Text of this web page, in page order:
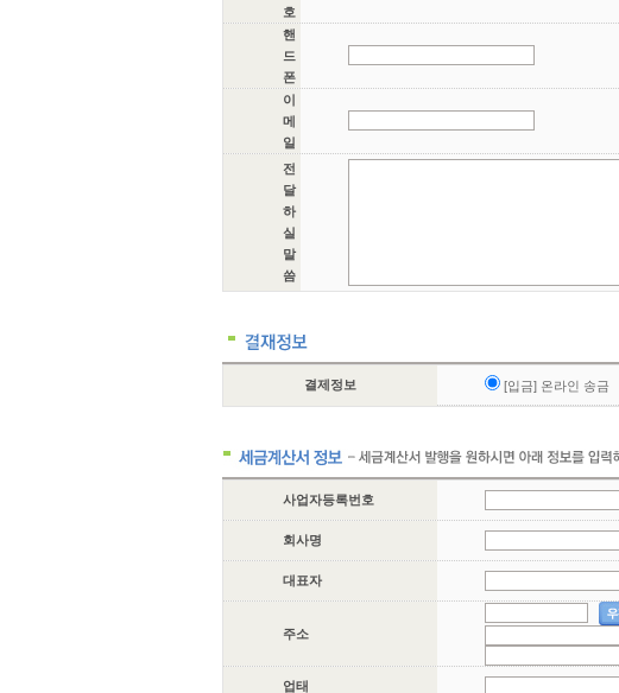
호
핸
드
폰
이
메
일
전
달
하
실
말
씀
결제정보 [입금] 온라인 송금
사업자등록번호
회사명
대표자
주소
업태